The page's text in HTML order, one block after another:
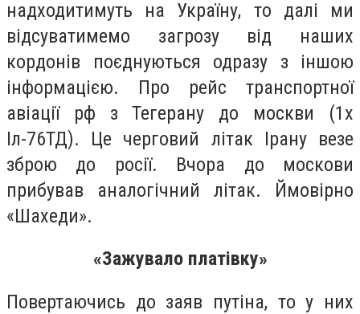
надходитимуть на Україну, то далі ми
відсуватимемо загрозу від наших
кордонів поєднуються одразу з іншою
інформацією. Про рейс транспортної
авіації рф з Тегерану до москви (1х
Іл-76ТД). Це черговий літак Ірану везе
зброю до росії. Вчора до москови
прибував аналогічний літак. Ймовірно
«Шахеди».
«Зажувало платівку»
Повертаючись до заяв путіна, то у них